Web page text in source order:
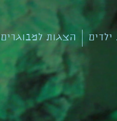
הצגות למבוגרים